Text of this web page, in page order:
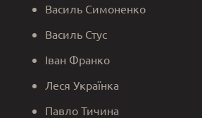
Василь Симоненко
Василь Стус
Іван Франко
Леся Українка
Павло Тичина